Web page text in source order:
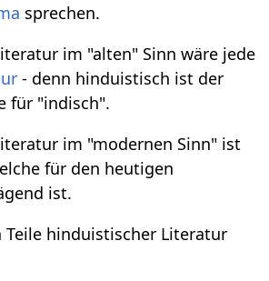
sprechen.
im "alten" Sinn wäre jede
- denn hinduistisch ist der
für "indisch".
im "modernen Sinn" ist
für den heutigen
ist.
hinduistischer Literatur